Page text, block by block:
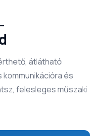
átlátható
kommunikációra és
felesleges műszaki